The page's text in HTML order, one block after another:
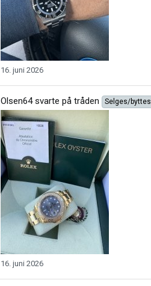
16. juni 2026
Olsen64svarte på tråden Selges/byttes
16. juni 2026